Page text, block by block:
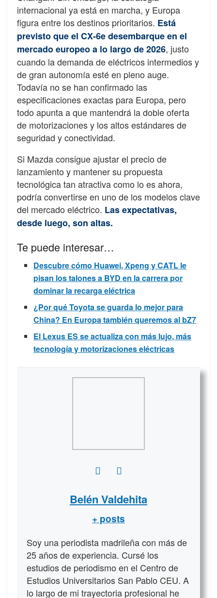
internacional ya está en marcha, y Europa
figura entre los destinos prioritarios. Está
previsto que el CX-6e desembarque en el
mercado europeo a lo largo de 2026, justo
cuando la demanda de eléctricos intermedios y
de gran autonomía esté en pleno auge.
Todavía no se han confirmado las
especificaciones exactas para Europa, pero
todo apunta a que mantendrá la doble oferta
de motorizaciones y los altos estándares de
seguridad y conectividad.
Si Mazda consigue ajustar el precio de
lanzamiento y mantener su propuesta
tecnológica tan atractiva como lo es ahora,
podría convertirse en uno de los modelos clave
del mercado eléctrico. Las expectativas,
desde luego, son altas.
Te puede interesar…
Descubre cómo Huawei, Xpeng y CATL le
pisan los talones a BYD en la carrera por
dominar la recarga eléctrica
¿Por qué Toyota se guarda lo mejor para
China? En Europa también queremos al bZ7
El Lexus ES se actualiza con más lujo, más
tecnología y motorizaciones eléctricas
Belén Valdehita
+ posts
Soy una periodista madrileña con más de
25 años de experiencia. Cursé los
estudios de periodismo en el Centro de
Estudios Universitarios San Pablo CEU. A
lo largo de mi trayectoria profesional he